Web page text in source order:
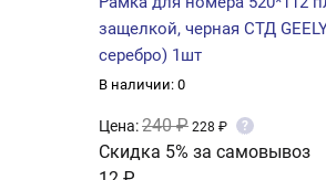
защелкой, черная СТД
серебро) 1шт
В наличии: 0
Цена:240 ₽ 228 ₽ ?
Скидка 5% за самовывоз